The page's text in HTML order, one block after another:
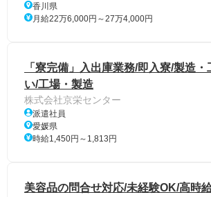
香川県
月給22万6,000円～27万4,000円
「寮完備」入出庫業務/即入寮/製造
い/工場・製造
株式会社京栄センター
派遣社員
愛媛県
時給1,450円～1,813円
美容品の問合せ対応/未経験OK/高時